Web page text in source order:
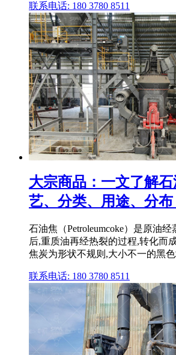
联系电话: 180 3780 8511
大宗商品：一文了解
艺、分类、用途、分布
石油焦（Petroleumcoke）是原油
后,重质油再经热裂的过程,转化而
焦炭为形状不规则,大小不一的黑
联系电话: 180 3780 8511